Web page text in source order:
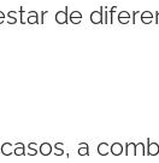
de
a